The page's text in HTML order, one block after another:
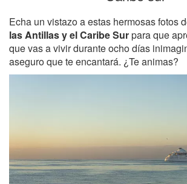
Echa un vistazo a estas hermosas fotos
las Antillas y el Caribe Surpara que
que vas a vivir durante ocho días
aseguro que te encantará. ¿Te animas?